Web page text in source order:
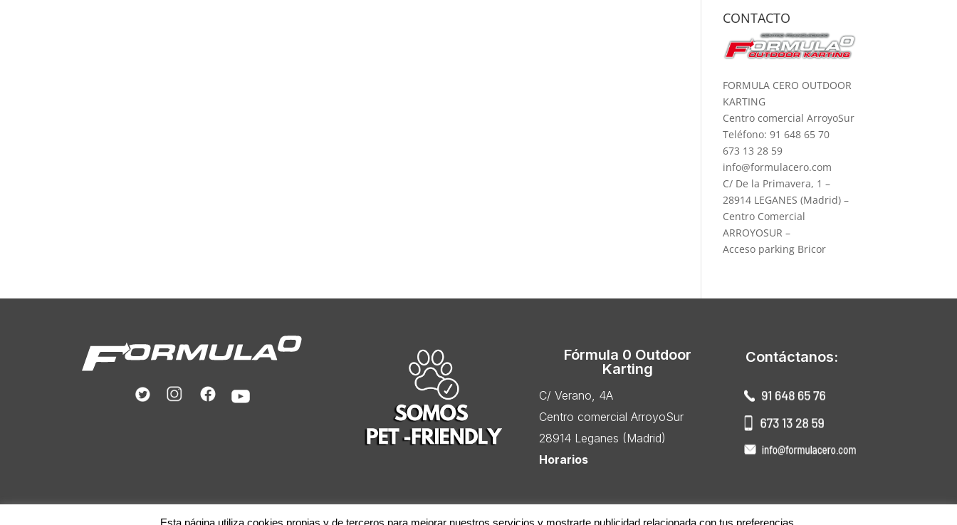
CONTACTO
FORMULA CERO OUTDOOR
KARTING
Centro comercial ArroyoSur
Teléfono: 91 648 65 70
673 13 28 59
info@formulacero.com
C/ De la Primavera, 1 –
28914 LEGANES (Madrid) –
Centro Comercial
ARROYOSUR –
Acceso parking Bricor
Fórmula 0 Outdoor
Karting
C/ Verano, 4A
Centro comercial ArroyoSur
28914 Leganes (Madrid)
Horarios
Contáctanos:
Esta página utiliza cookies propias y de terceros para mejorar nuestros servicios y mostrarte publicidad relacionada con tus preferencias.